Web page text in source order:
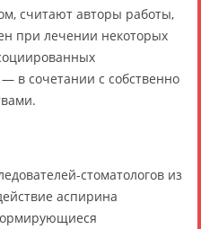
считают авторы работы,
при лечении некоторых
в сочетании с собственно
стоматологов из
аспирина